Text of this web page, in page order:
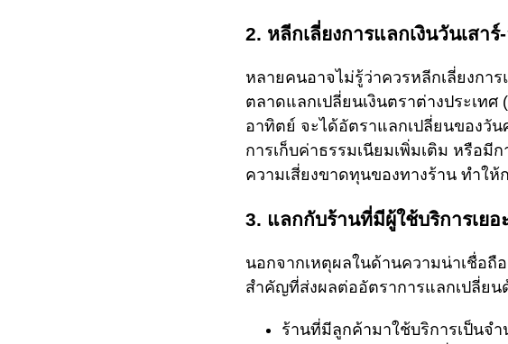
2. หลีกเลี่ยงการแลกเงินวันเสา
หลายคนอาจไม่รู้ว่าควรหลีกเลี่ยงกา
ตลาดแลกเปลี่ยนเงินตราต่างประเท
อาทิตย์ จะได้อัตราแลกเปลี่ยนของวั
การเก็บค่าธรรมเนียมเพิ่มเติม หรือมี
ความเสี่ยงขาดทุนของทางร้าน ทำใ
3. แลกกับร้านที่มีผู้ใช้บริการเยอ
นอกจากเหตุผลในด้านความน่าเชื่อถื
สำคัญที่ส่งผลต่ออัตราการแลกเปลี่ยน
ร้านที่มีลูกค้ามาใช้บริการเป็นจ